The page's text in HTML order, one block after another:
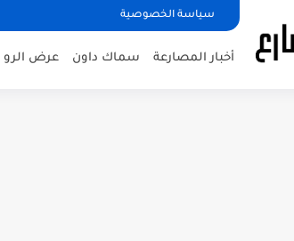
سياسة الخصوصية
أخبار المصارعة سماك داون عرض الرو